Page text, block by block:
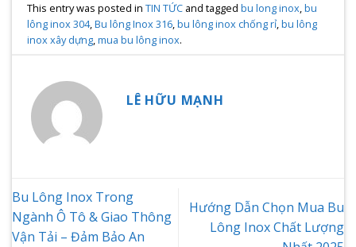
This entry was posted inTIN TỨC and taggedbu long inox,bu
lông inox 304,Bu lông Inox 316,bu lông inox chống rỉ,bu lông
inox xây dựng,mua bu lông inox.
LÊ HỮU MẠNH
Bu Lông Inox Trong
Ngành Ô Tô & Giao Thông
Vận Tải – Đảm Bảo An
Hướng Dẫn Chọn Mua Bu
Lông Inox Chất Lượng